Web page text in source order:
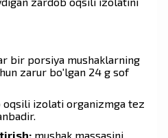
bir porsiya mushaklarning
zarur bo'lgan 24 g sof
oqsili izolati organizmga tez
mushak massasini